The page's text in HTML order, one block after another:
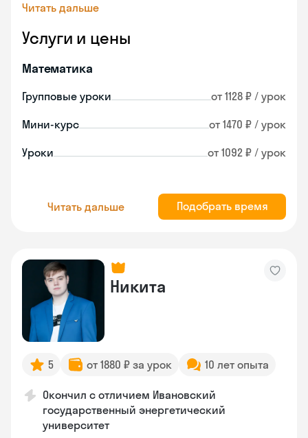
Читать дальше
Услуги и цены
Математика
Групповые уроки от 1128 ₽ / урок
Мини-курс от 1470 ₽ / урок
Уроки от 1092 ₽ / урок
Читать дальше Подобрать время
Никита
5 от 1880 ₽ за урок 10 лет опыта
Окончил с отличием Ивановский
государственный энергетический
университет